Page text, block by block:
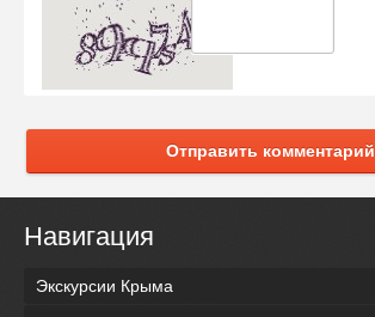
Отправить комментарий
Навигация
Экскурсии Крыма